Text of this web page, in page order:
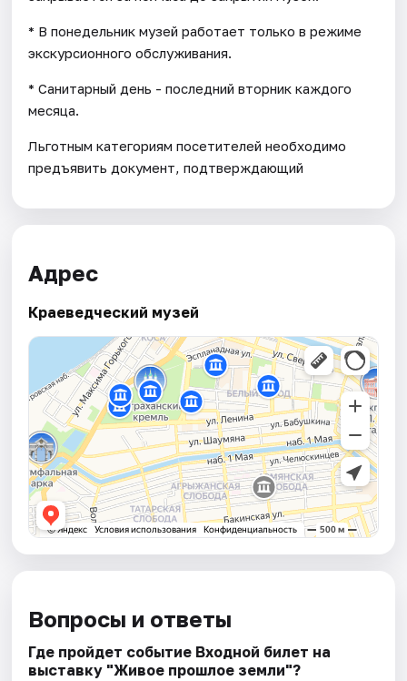
* В понедельник музей работает только в режиме
экскурсионного обслуживания.
* Санитарный день - последний вторник каждого
месяца.
Льготным категориям посетителей необходимо
предъявить документ, подтверждающий
Адрес
Краеведческий музей
Вопросы и ответы
Где пройдет событие Входной билет на
выставку "Живое прошлое земли"?